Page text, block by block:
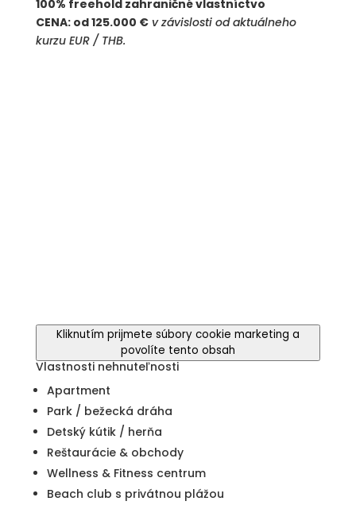
100% freehold zahraničné vlastníctvo
CENA: od 125.000 € v závislosti od aktuálneho
kurzu EUR / THB.
Kliknutím prijmete súbory cookie marketing a
povolíte tento obsah
Vlastnosti nehnuteľnosti
Apartment
Park / bežecká dráha
Detský kútik / herňa
Reštaurácie & obchody
Wellness & Fitness centrum
Beach club s privátnou plážou